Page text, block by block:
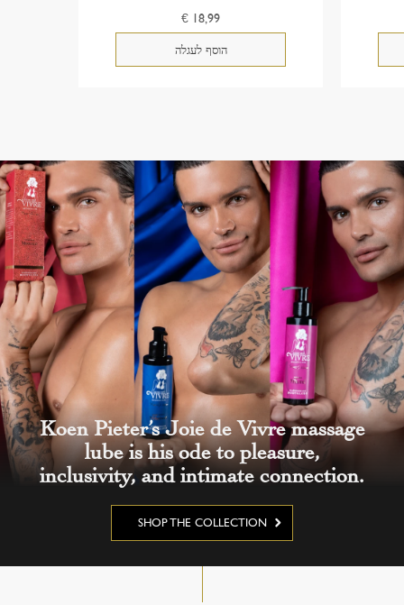
€ 18,99
Koen Pieter’s Joie de Vivre massage
lube is his ode to pleasure,
inclusivity, and intimate connection.
SHOP THE COLLECTION